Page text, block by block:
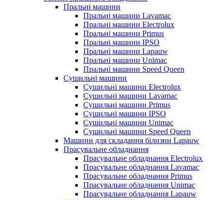
Пральні машини
Пральні машини Lavamac
Пральні машини Electrolux
Пральні машини Primus
Пральні машини IPSO
Пральні машини Lapauw
Пральні машини Unimac
Пральні машини Speed Queen
Сушильні машини
Сушильні машини Electrolux
Сушильні машини Lavamac
Сушильні машини Primus
Сушильні машини IPSO
Сушильні машини Unimac
Сушильні машини Speed Queen
Машини для складання білизни Lapauw
Прасувальне обладнання
Прасувальне обладнання Electrolux
Прасувальне обладнання Lavamac
Прасувальне обладнання Primus
Прасувальне обладнання Unimac
Прасувальне обладнання Lapauw